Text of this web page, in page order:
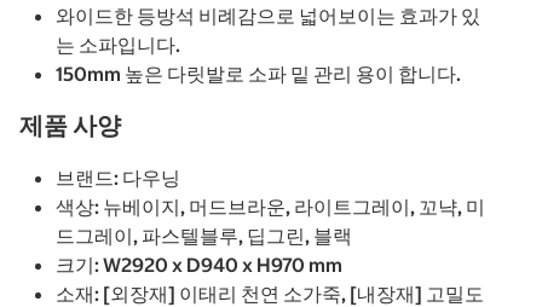
와이드한 등방석 비례감으로 넓어보이는 효과가 있
는 소파입니다.
150mm 높은 다릿발로 소파 밑 관리 용이 합니다.
제품 사양
브랜드: 다우닝
색상: 뉴베이지, 머드브라운, 라이트그레이, 꼬냑, 미
드그레이, 파스텔블루, 딥그린, 블랙
크기: W2920 x D940 x H970 mm
소재: [외장재] 이태리 천연 소가죽, [내장재] 고밀도